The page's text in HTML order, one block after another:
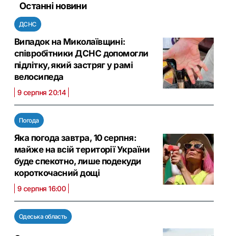
Останні новини
ДСНС
Випадок на Миколаївщині:
співробітники ДСНС допомогли
підлітку, який застряг у рамі
велосипеда
9 серпня 20:14
Погода
Яка погода завтра, 10 серпня:
майже на всій території України
буде спекотно, лише подекуди
короткочасний дощі
9 серпня 16:00
Одеська область